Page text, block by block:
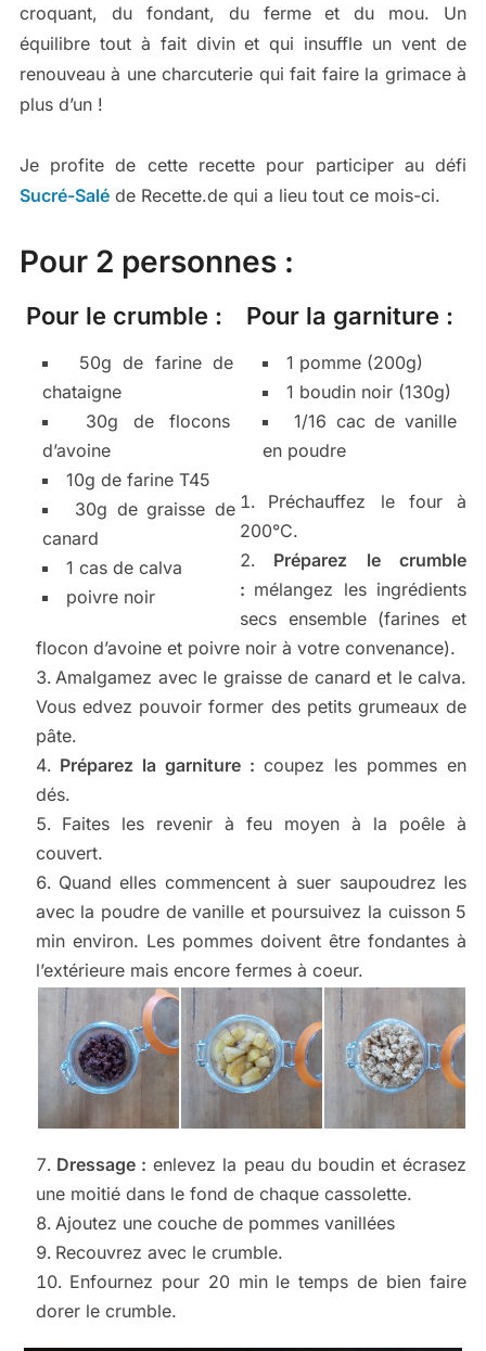
croquant, du fondant, du ferme et du mou. Un
équilibre tout à fait divin et qui insuffle un vent de
renouveau à une charcuterie qui fait faire la grimace à
plus d’un !
Je profite de cette recette pour participer au défi
Sucré-Saléde Recette.de qui a lieu tout ce mois-ci.
Pour 2 personnes :
Pour le crumble :
50g de farine de
chataigne
30g de flocons
d’avoine
10g de farine T45
30g de graisse de
canard
1 cas de calva
poivre noir
Pour la garniture :
1 pomme (200g)
1 boudin noir (130g)
1/16 cac de vanille
en poudre
Préchauffez le four à
200°C.
Préparez le crumble
: mélangez les ingrédients
secs ensemble (farines et
flocon d’avoine et poivre noir à votre convenance).
Amalgamez avec le graisse de canard et le calva.
Vous edvez pouvoir former des petits grumeaux de
pâte.
Préparez la garniture : coupez les pommes en
dés.
Faites les revenir à feu moyen à la poêle à
couvert.
Quand elles commencent à suer saupoudrez les
avec la poudre de vanille et poursuivez la cuisson 5
min environ. Les pommes doivent être fondantes à
l’extérieure mais encore fermes à coeur.
Dressage : enlevez la peau du boudin et écrasez
une moitié dans le fond de chaque cassolette.
Ajoutez une couche de pommes vanillées
Recouvrez avec le crumble.
Enfournez pour 20 min le temps de bien faire
dorer le crumble.